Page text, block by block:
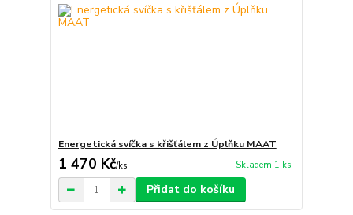
Energetická svíčka s křišťálem z Úplňku MAAT
1 470 Kč/ks Skladem 1 ks
Přidat do košíku